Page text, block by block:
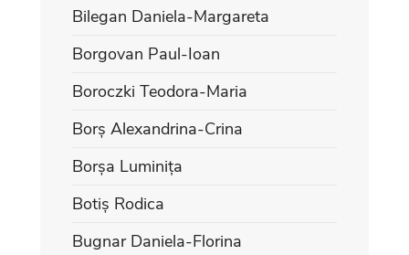
Bilegan Daniela-Margareta
Borgovan Paul-Ioan
Boroczki Teodora-Maria
Borș Alexandrina-Crina
Borșa Luminița
Botiș Rodica
Bugnar Daniela-Florina